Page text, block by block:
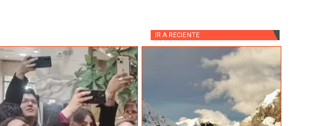
IR A RECIENTE